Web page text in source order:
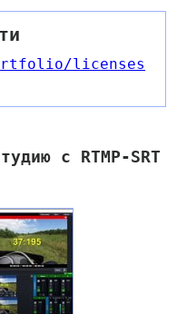
/licenses
с RTMP-SRT